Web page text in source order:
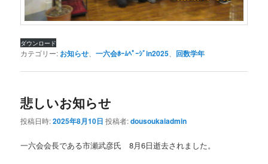
ダウンロード
カテゴリー: お知らせ 、一六会ﾎｰﾑﾍﾟｰｼﾞin2025 回数学年
悲しいお知らせ
投稿日時:2025年8月10日 投稿者:dousoukaiadmin
一六会会長である市瀬武彦氏 8月6日逝去されました。